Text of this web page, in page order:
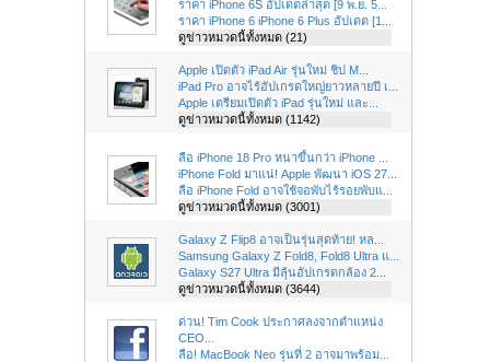
ราคา iPhone 6S อัปเดตล่าสุด [9 พ.ย. 5...
ราคา iPhone 6 iPhone 6 Plus อัปเดต [1...
ดูข่าวหมวดนี้ทั้งหมด (21)
Apple เปิดตัว iPad Air รุ่นใหม่ ชิป M...
iPad Pro อาจไร้อัปเกรดใหญ่ยาวหลายปี เ...
Apple เตรียมเปิดตัว iPad รุ่นใหม่ และ...
ดูข่าวหมวดนี้ทั้งหมด (1142)
ลือ iPhone 18 Pro หนาขึ้นกว่า iPhone ...
iPhone Fold มาแน่! Apple พัฒนา iOS 27...
ลือ iPhone Fold อาจใช้จอพับไร้รอยพับแ...
ดูข่าวหมวดนี้ทั้งหมด (3001)
Galaxy Z Flip8 อาจเป็นรุ่นสุดท้าย! หล...
Samsung Galaxy Z Fold8, Fold8 Ultra แ...
Galaxy S27 Ultra มีลุ้นอัปเกรดกล้อง 2...
ดูข่าวหมวดนี้ทั้งหมด (3644)
ด่วน! Tim Cook ประกาศลงจากตำแหน่ง
CEO...
ลือ! MacBook Neo รุ่นที่ 2 อาจมาพร้อม...